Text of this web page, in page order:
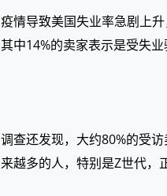
疫情导致美国失业率急剧上
其中14%的卖家表示是受失业
调查还发现，大约80%的受
来越多的人，特别是Z世代，